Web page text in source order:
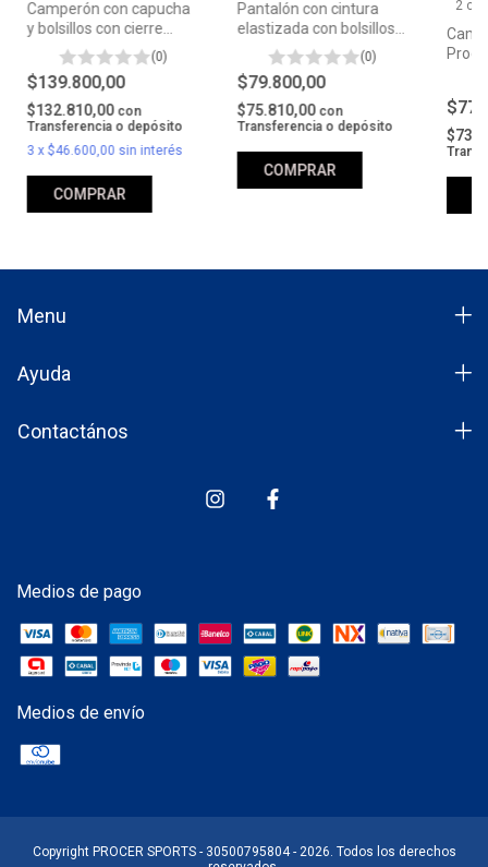
Camperón con capucha
y bolsillos con cierre
Procer Sports #82007
(0)
$139.800,00
$132.810,00 con
Transferencia o depósito
3 x $46.600,00 sin interés
COMPRAR
Pantalón con cintura
elastizada con bolsillos
Hombre Procer Sports
#82056
(0)
$79.800,00
$75.810,00 con
Transferencia o depósito
COMPRAR
2
Menu
Ayuda
Contactános
Medios de pago
Medios de envío
Copyright PROCER SPORTS - 30500795804 - 2026. Todos los derechos